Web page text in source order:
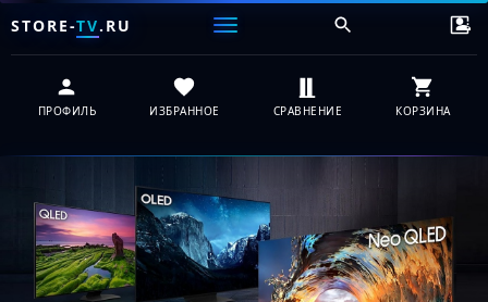
STORE-TV.RU
ПРОФИЛЬ ИЗБРАННОЕ СРАВНЕНИЕ КОРЗИНА